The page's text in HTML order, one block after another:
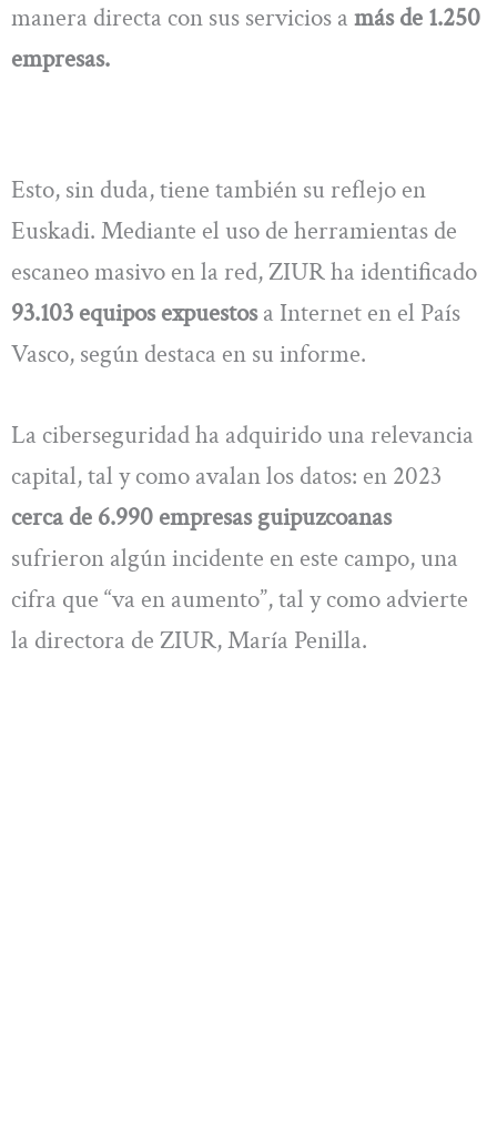
manera directa con sus servicios a más de 1.250
empresas.
Esto, sin duda, tiene también su reflejo en
Euskadi. Mediante el uso de herramientas de
escaneo masivo en la red, ZIUR ha identificado
93.103 equipos expuestosa Internet en el País
Vasco, según destaca en su informe.
La ciberseguridad ha adquirido una relevancia
capital, tal y como avalan los datos: en 2023
cerca de 6.990 empresas guipuzcoanas
sufrieron algún incidente en este campo, una
cifra que “va en aumento”, tal y como advierte
la directora de ZIUR, María Penilla.